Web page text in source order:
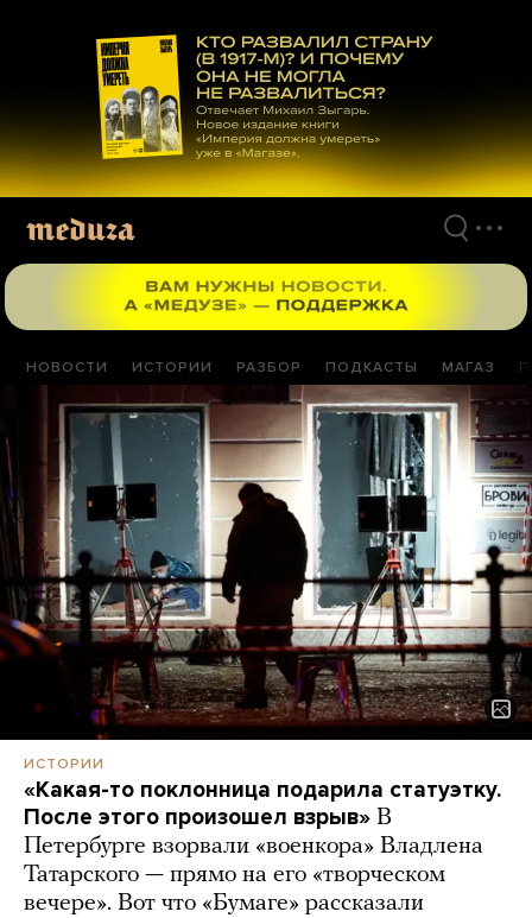
материалам
НОВОСТИ ИСТОРИИ РАЗБОР ПОДКАСТЫ МАГАЗ
ИСТОРИИ
«Какая-то поклонница подарила статуэтку.
После этого произошел взрыв» В
Петербурге взорвали «военкора» Владлена
Татарского — прямо на его «творческом
вечере». Вот что «Бумаге» рассказали